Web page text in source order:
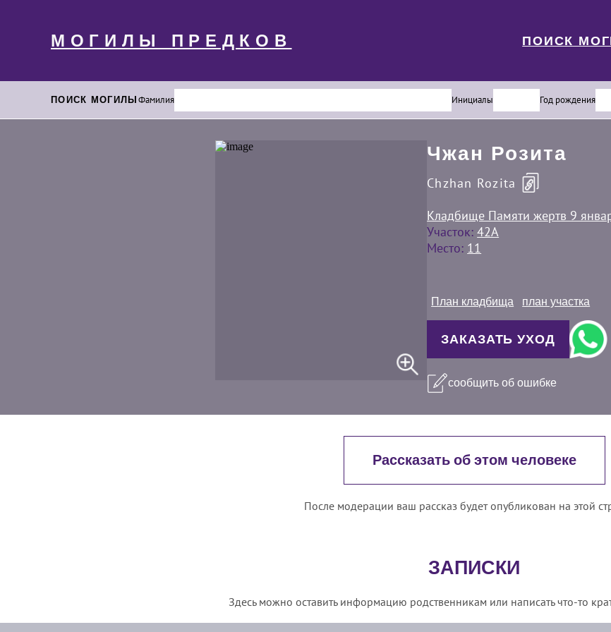
МОГИЛЫ ПРЕДКОВ ПОИСК
ПОИСК МОГИЛЫФамилия Инициалы Год рождения
Чжан Розита
Chzhan Rozita
Кладбище Памяти жертв 9
Участок: 42A
Место: 11
План кладбища план участка
ЗАКАЗАТЬ УХОД
сообщить об ошибке
Рассказать об этом человеке
После модерации ваш рассказ будет опубликован на этой
ЗАПИСКИ
Здесь можно оставить информацию родственникам или написать что-то